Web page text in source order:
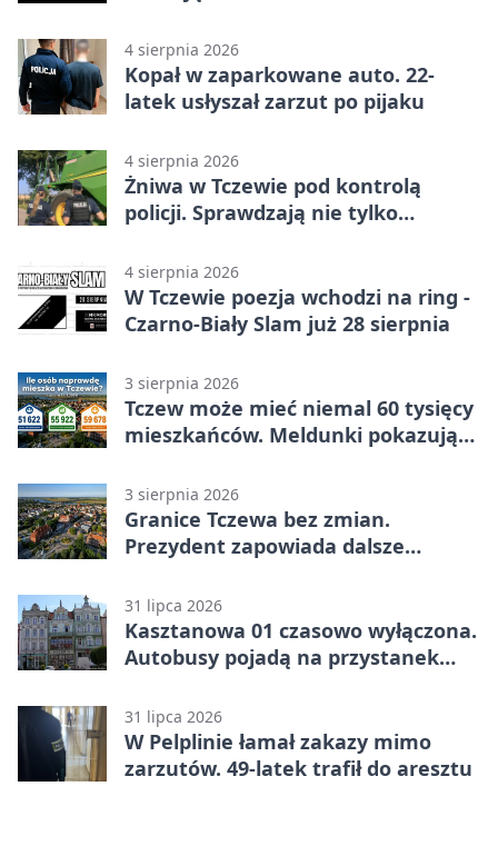
4 sierpnia 2026
Kopał w zaparkowane auto. 22-
latek usłyszał zarzut po pijaku
4 sierpnia 2026
Żniwa w Tczewie pod kontrolą
policji. Sprawdzają nie tylko
4 sierpnia 2026
W Tczewie poezja wchodzi na ring -
Czarno-Biały Slam już 28 sierpnia
3 sierpnia 2026
Tczew może mieć niemal 60 tysięcy
mieszkańców. Meldunki pokazują
3 sierpnia 2026
Granice Tczewa bez zmian.
Prezydent zapowiada dalsze
31 lipca 2026
Kasztanowa 01 czasowo wyłączona.
Autobusy pojadą na przystanek
31 lipca 2026
W Pelplinie łamał zakazy mimo
zarzutów. 49-latek trafił do aresztu